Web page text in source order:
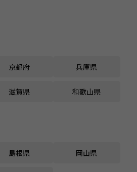
京都府 兵庫県
滋賀県 和歌山県
島根県 岡山県